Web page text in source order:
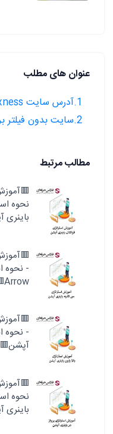
عنوان های مطلب
1.آدرس سایت exness بدون فیلتر
2.سایت بدون فیلتر بروکر exness
مطالب مرتبط
Arrow🟥
آپشن🟥